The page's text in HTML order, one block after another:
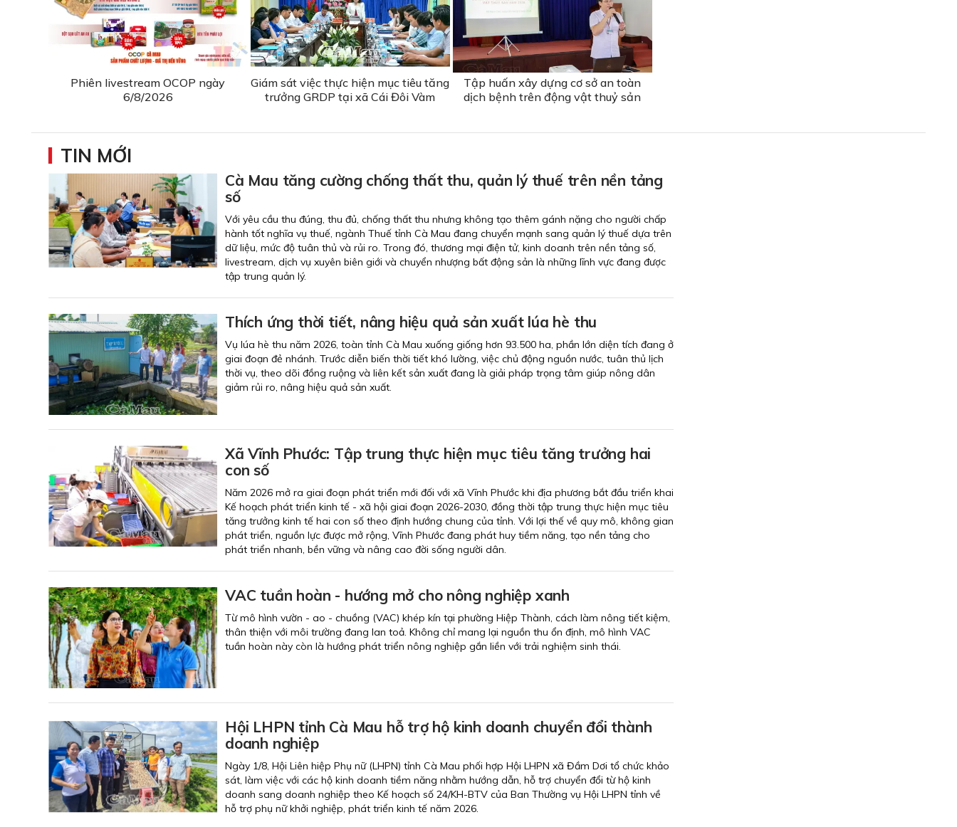
Phiên livestream OCOP ngày
6/8/2026
Giám sát việc thực hiện mục tiêu tăng
trưởng GRDP tại xã Cái Đôi Vàm
Tập huấn xây dựng cơ sở an toàn
dịch bệnh trên động vật thuỷ sản
TIN MỚI
Cà Mau tăng cường chống thất thu, quản lý thuế trên nền tảng
số
Với yêu cầu thu đúng, thu đủ, chống thất thu nhưng không tạo thêm gánh nặng cho người chấp
hành tốt nghĩa vụ thuế, ngành Thuế tỉnh Cà Mau đang chuyển mạnh sang quản lý thuế dựa trên
dữ liệu, mức độ tuân thủ và rủi ro. Trong đó, thương mại điện tử, kinh doanh trên nền tảng số,
livestream, dịch vụ xuyên biên giới và chuyển nhượng bất động sản là những lĩnh vực đang được
tập trung quản lý.
Thích ứng thời tiết, nâng hiệu quả sản xuất lúa hè thu
Vụ lúa hè thu năm 2026, toàn tỉnh Cà Mau xuống giống hơn 93.500 ha, phần lớn diện tích đang ở
giai đoạn đẻ nhánh. Trước diễn biến thời tiết khó lường, việc chủ động nguồn nước, tuân thủ lịch
thời vụ, theo dõi đồng ruộng và liên kết sản xuất đang là giải pháp trọng tâm giúp nông dân
giảm rủi ro, nâng hiệu quả sản xuất.
Xã Vĩnh Phước: Tập trung thực hiện mục tiêu tăng trưởng hai
con số
Năm 2026 mở ra giai đoạn phát triển mới đối với xã Vĩnh Phước khi địa phương bắt đầu triển khai
Kế hoạch phát triển kinh tế - xã hội giai đoạn 2026-2030, đồng thời tập trung thực hiện mục tiêu
tăng trưởng kinh tế hai con số theo định hướng chung của tỉnh. Với lợi thế về quy mô, không gian
phát triển, nguồn lực được mở rộng, Vĩnh Phước đang phát huy tiềm năng, tạo nền tảng cho
phát triển nhanh, bền vững và nâng cao đời sống người dân.
VAC tuần hoàn - hướng mở cho nông nghiệp xanh
Từ mô hình vườn - ao - chuồng (VAC) khép kín tại phường Hiệp Thành, cách làm nông tiết kiệm,
thân thiện với môi trường đang lan toả. Không chỉ mang lại nguồn thu ổn định, mô hình VAC
tuần hoàn này còn là hướng phát triển nông nghiệp gắn liền với trải nghiệm sinh thái.
Hội LHPN tỉnh Cà Mau hỗ trợ hộ kinh doanh chuyển đổi thành
doanh nghiệp
Ngày 1/8, Hội Liên hiệp Phụ nữ (LHPN) tỉnh Cà Mau phối hợp Hội LHPN xã Đầm Dơi tổ chức khảo
sát, làm việc với các hộ kinh doanh tiềm năng nhằm hướng dẫn, hỗ trợ chuyển đổi từ hộ kinh
doanh sang doanh nghiệp theo Kế hoạch số 24/KH-BTV của Ban Thường vụ Hội LHPN tỉnh về
hỗ trợ phụ nữ khởi nghiệp, phát triển kinh tế năm 2026.